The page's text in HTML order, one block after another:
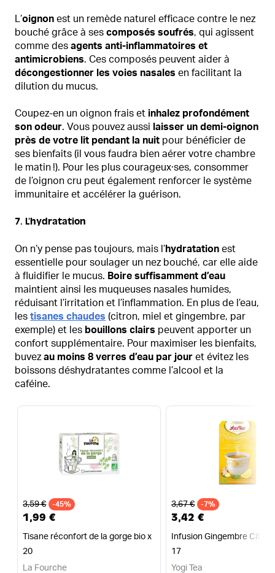
L’oignon est un remède naturel efficace contre le nez
bouché grâce à sescomposés soufrés, qui agissent
comme desagents anti-inflammatoires et
antimicrobiens. Ces composés peuvent aider à
décongestionner les voies nasales en facilitant la
dilution du mucus.
Coupez-en un oignon frais et inhalez profondément
son odeur. Vous pouvez aussi laisser un demi-oignon
près de votre lit pendant la nuit pour bénéficier de
ses bienfaits (il vous faudra bien aérer votre chambre
le matin !). Pour les plus courageux·ses, consommer
de l’oignon cru peut également renforcer le système
immunitaire et accélérer la guérison.
7. L’hydratation
On n’y pense pas toujours, mais l’hydratation est
essentielle pour soulager un nez bouché, car elle aide
à fluidifier le mucus. Boire suffisamment d’eau
maintient ainsi les muqueuses nasales humides,
réduisant l’irritation et l’inflammation. En plus de l’eau,
lestisanes chaudes (citron, miel et gingembre, par
exemple) et les bouillons clairs peuvent apporter un
confort supplémentaire. Pour maximiser les bienfaits,
buvezau moins 8 verres d’eau par jour et évitez les
boissons déshydratantes comme l’alcool et la
caféine.
Ancien prix
3,59 € -45%
1,99 €
Tisane réconfort de la gorge bio x
20
La Fourche
Ancien prix
3,67 € -7%
3,42 €
Infusion Gingembre Citron
17
Yogi Tea